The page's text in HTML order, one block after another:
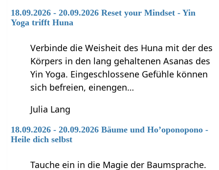
18.09.2026 - 20.09.2026 Reset your Mindset - Yin
Yoga trifft Huna
Verbinde die Weisheit des Huna mit der des
Körpers in den lang gehaltenen Asanas des
Yin Yoga. Eingeschlossene Gefühle können
sich befreien, einengen…
Julia Lang
18.09.2026 - 20.09.2026 Bäume und Ho’oponopono -
Heile dich selbst
Tauche ein in die Magie der Baumsprache.